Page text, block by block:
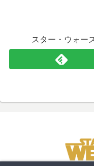
スター・ウォー